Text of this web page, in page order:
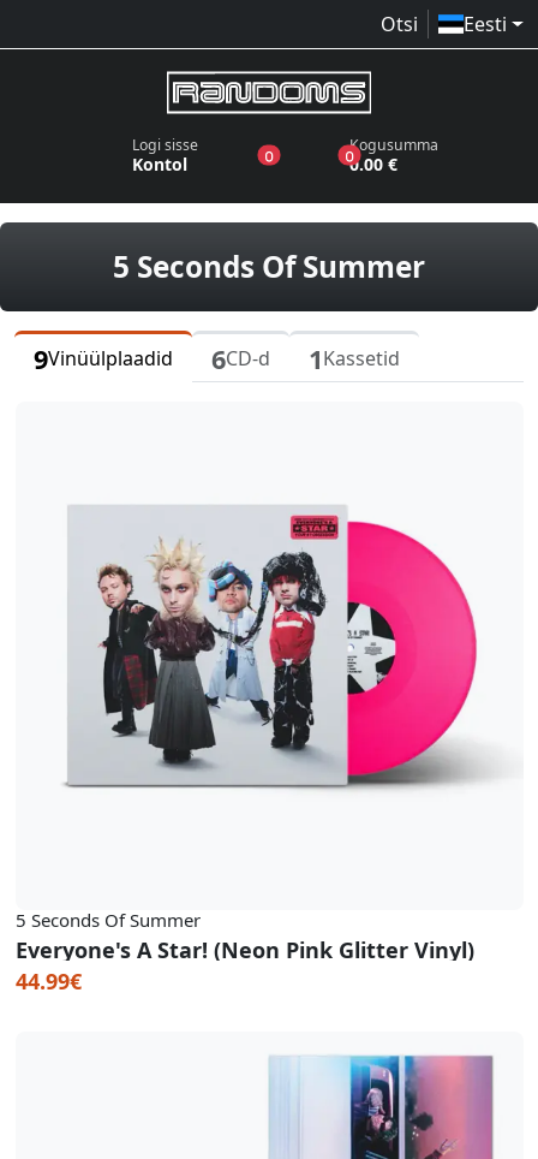
Otsi Eesti
Logi sisse
Kontol 0toodet sooviloendis
0toodet ostukorvis
Kogusumma
0.00 €
5 Seconds Of Summer
9Vinüülplaadid 6CD-d 1Kassetid
5 Seconds Of Summer
Everyone's A Star! (Neon Pink Glitter Vinyl)
44.99€